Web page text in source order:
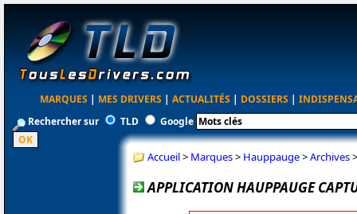
MARQUES | MES DRIVERS | ACTUALITÉS | DOSSIERS |
Rechercher sur
TLD Google
Accueil> Marques> Hauppauge>Archives
APPLICATION HAUPPAUGE